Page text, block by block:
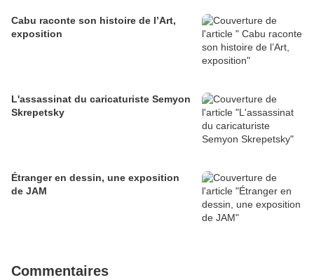
Cabu raconte son histoire de l’Art,
exposition
L'assassinat du caricaturiste Semyon
Skrepetsky
Étranger en dessin, une exposition
de JAM
Commentaires